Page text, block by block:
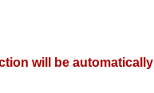
will be automatically